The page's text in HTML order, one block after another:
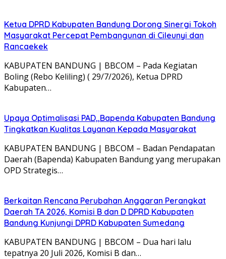
Ketua DPRD Kabupaten Bandung Dorong Sinergi Tokoh
Masyarakat Percepat Pembangunan di Cileunyi dan
Rancaekek
KABUPATEN BANDUNG | BBCOM – Pada Kegiatan
Boling (Rebo Keliling) ( 29/7/2026), Ketua DPRD
Kabupaten…
Upaya Optimalisasi PAD,,Bapenda Kabupaten Bandung
Tingkatkan Kualitas Layanan Kepada Masyarakat
KABUPATEN BANDUNG | BBCOM – Badan Pendapatan
Daerah (Bapenda) Kabupaten Bandung yang merupakan
OPD Strategis…
Berkaitan Rencana Perubahan Anggaran Perangkat
Daerah TA 2026, Komisi B dan D DPRD Kabupaten
Bandung Kunjungi DPRD Kabupaten Sumedang
KABUPATEN BANDUNG | BBCOM – Dua hari lalu
tepatnya 20 Juli 2026, Komisi B dan…